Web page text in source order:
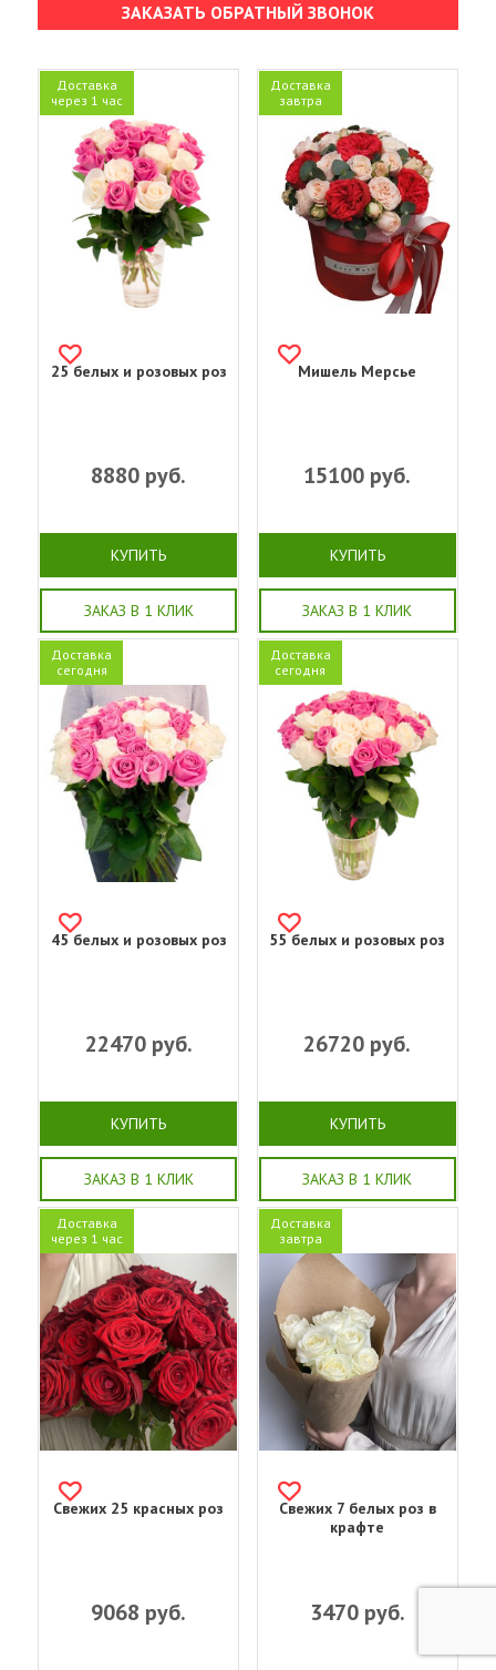
ЗАКАЗАТЬ ОБРАТНЫЙ ЗВОНОК
Доставка
через 1 час
25 белых и розовых роз
8880 руб.
КУПИТЬ
ЗАКАЗ В 1 КЛИК
Доставка
завтра
Мишель Мерсье
15100 руб.
КУПИТЬ
ЗАКАЗ В 1 КЛИК
Доставка
сегодня
45 белых и розовых роз
22470руб.
КУПИТЬ
ЗАКАЗ В 1 КЛИК
Доставка
сегодня
55 белых и розовых роз
26720 руб.
КУПИТЬ
ЗАКАЗ В 1 КЛИК
Доставка
через 1 час
Свежих 25 красных роз
9068 руб.
Доставка
завтра
Свежих 7 белых роз в
крафте
3470руб.